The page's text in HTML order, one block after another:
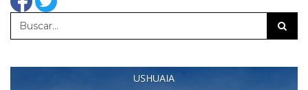
USHUAIA